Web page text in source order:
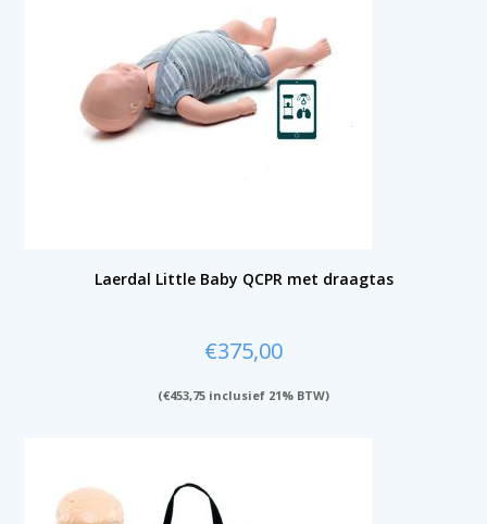
Laerdal Little Baby QCPR met draagtas
€375,00
(€453,75 inclusief 21% BTW)